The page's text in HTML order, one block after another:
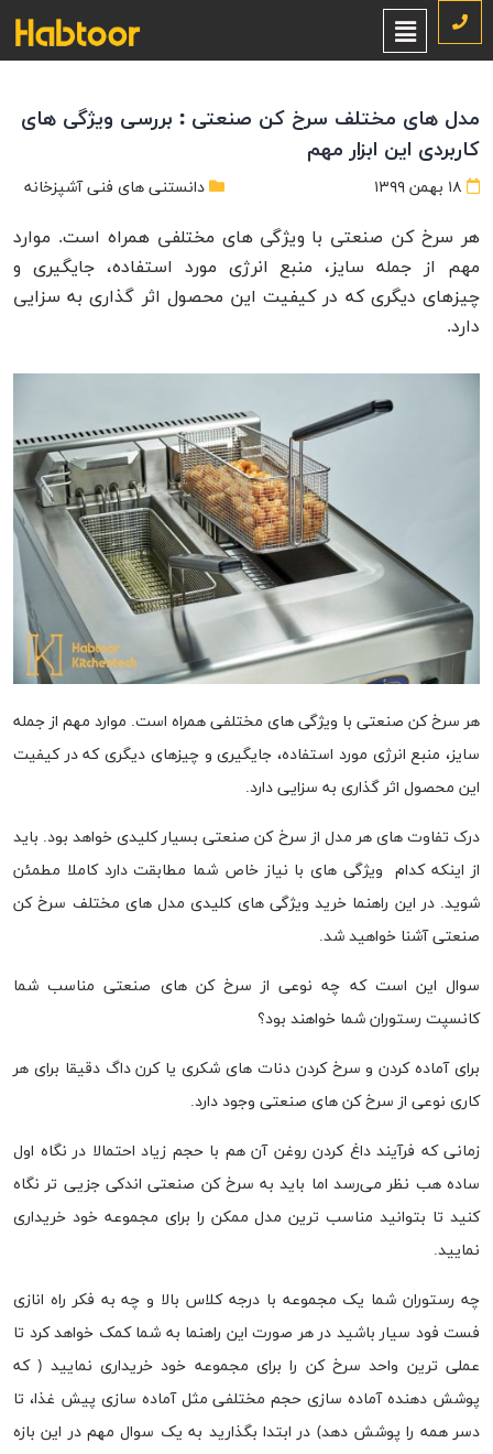
مدل های مختلف سرخ کن صنعتی : بررسی ویژگی های
کاربردی این ابزار مهم
۱۸ بهمن ۱۳۹۹ دانستنی های فنی آشپزخانه
هر سرخ کن صنعتی با ویژگی های مختلفی همراه است. موارد
مهم از جمله سایز، منبع انرژی مورد استفاده، جایگیری و
چیزهای دیگری که در کیفیت این محصول اثر گذاری به سزایی
دارد.
هر سرخ کن صنعتی با ویژگی های مختلفی همراه است. موارد مهم از جمله
سایز، منبع انرژی مورد استفاده، جایگیری و چیزهای دیگری که در کیفیت
این محصول اثر گذاری به سزایی دارد.
درک تفاوت های هر مدل از سرخ کن صنعتی بسیار کلیدی خواهد بود. باید
از اینکه کدام ویژگی های با نیاز خاص شما مطابقت دارد کاملا مطمئن
شوید. در این راهنما خرید ویژگی های کلیدی مدل های مختلف سرخ کن
صنعتی آشنا خواهید شد.
سوال این است که چه نوعی از سرخ کن های صنعتی مناسب شما
کانسپت رستوران شما خواهند بود؟
برای آماده کردن و سرخ کردن دنات های شکری یا کرن داگ دقیقا برای هر
کاری نوعی از سرخ کن های صنعتی وجود دارد.
زمانی که فرآیند داغ کردن روغن آن هم با حجم زیاد احتمالا در نگاه اول
ساده هب نظر می‌رسد اما باید به سرخ کن صنعتی اندکی جزیی تر نگاه
کنید تا بتوانید مناسب ترین مدل ممکن را برای مجموعه خود خریداری
نمایید.
چه رستوران شما یک مجموعه با درجه کلاس بالا و چه به فکر راه انازی
فست فود سیار باشید در هر صورت این راهنما به شما کمک خواهد کرد تا
عملی ترین واحد سرخ کن را برای مجموعه خود خریداری نمایید ( که
پوشش دهنده آماده سازی حجم مختلفی مثل آماده سازی پیش غذا، تا
دسر همه را پوشش دهد) در ابتدا بگذارید به یک سوال مهم در این بازه